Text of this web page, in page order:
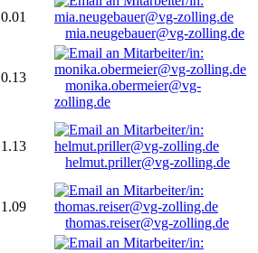
0.01
mia.neugebauer@vg-zolling.de
0.13
monika.obermeier@vg-
zolling.de
1.13
helmut.priller@vg-zolling.de
1.09
thomas.reiser@vg-zolling.de